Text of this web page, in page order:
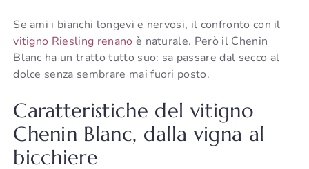
Se ami i bianchi longevi e nervosi, il confronto con il
vitigno Riesling renano è naturale. Però il Chenin
Blanc ha un tratto tutto suo: sa passare dal secco al
dolce senza sembrare mai fuori posto.
Caratteristiche del vitigno
Chenin Blanc, dalla vigna al
bicchiere